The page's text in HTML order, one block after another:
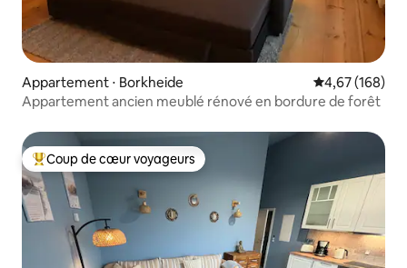
Appartement ⋅ Borkheide Évaluation
4,67 (168)
Appartement ancien meublé rénové en bordure de forêt
Coups de cœur voyageurs les plus appréciés
Coup de cœur voyageurs